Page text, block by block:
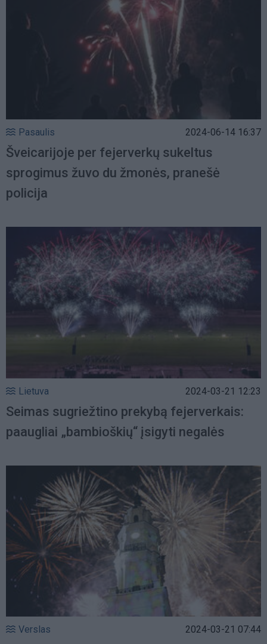
Pasaulis 2024-06-14 16:37
Šveicarijoje per fejerverkų sukeltus
sprogimus žuvo du žmonės, pranešė
policija
Lietuva 2024-03-21 12:23
Seimas sugriežtino prekybą fejerverkais:
paaugliai „bambioškių“ įsigyti negalės
Verslas 2024-03-21 07:44